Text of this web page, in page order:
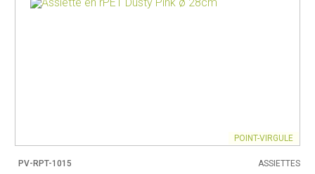
POINT-VIRGULE
PV-RPT-1015 ASSIETTES